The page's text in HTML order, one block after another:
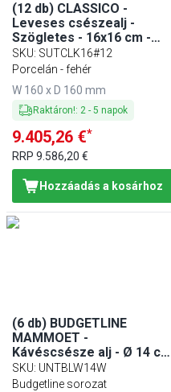
(12 db) CLASSICO -
Leveses csészealj -
Szögletes - 16x16 cm -
porcelán - Fehér
SKU: SUTCLK16#12
Porcelán - fehér
W 160 x D 160 mm
Raktáron!: 2- 5 napok
9.405,26 €*
RRP 9.586,20 €
Hozzáadás a kosárhoz
(6 db) BUDGETLINE
MAMMOET -
Kávéscsésze alj - Ø 14 cm
- porcelán - Fehér
SKU: UNTBLW14W
Budgetline sorozat